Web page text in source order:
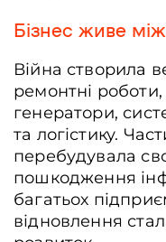
Бізнес живе
Війна створила
ремонтні роботи,
генератори,
та логістику.
перебудувала
пошкодження
багатьох
відновлення